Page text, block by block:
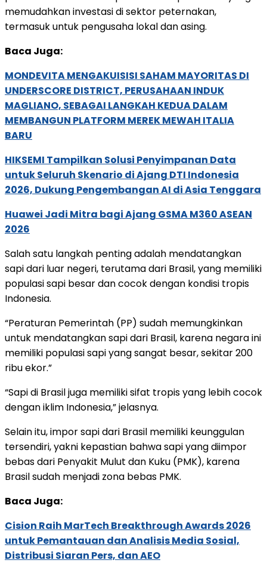
memudahkan investasi di sektor peternakan,
termasuk untuk pengusaha lokal dan asing.
Baca Juga:
MONDEVITA MENGAKUISISI SAHAM MAYORITAS DI
UNDERSCORE DISTRICT, PERUSAHAAN INDUK
MAGLIANO, SEBAGAI LANGKAH KEDUA DALAM
MEMBANGUN PLATFORM MEREK MEWAH ITALIA
BARU
HIKSEMI Tampilkan Solusi Penyimpanan Data
untuk Seluruh Skenario di Ajang DTI Indonesia
2026, Dukung Pengembangan AI di Asia Tenggara
Huawei Jadi Mitra bagi Ajang GSMA M360 ASEAN
2026
Salah satu langkah penting adalah mendatangkan
sapi dari luar negeri, terutama dari Brasil, yang memiliki
populasi sapi besar dan cocok dengan kondisi tropis
Indonesia.
“Peraturan Pemerintah (PP) sudah memungkinkan
untuk mendatangkan sapi dari Brasil, karena negara ini
memiliki populasi sapi yang sangat besar, sekitar 200
ribu ekor.”
“Sapi di Brasil juga memiliki sifat tropis yang lebih cocok
dengan iklim Indonesia,” jelasnya.
Selain itu, impor sapi dari Brasil memiliki keunggulan
tersendiri, yakni kepastian bahwa sapi yang diimpor
bebas dari Penyakit Mulut dan Kuku (PMK), karena
Brasil sudah menjadi zona bebas PMK.
Baca Juga:
Cision Raih MarTech Breakthrough Awards 2026
untuk Pemantauan dan Analisis Media Sosial,
Distribusi Siaran Pers, dan AEO